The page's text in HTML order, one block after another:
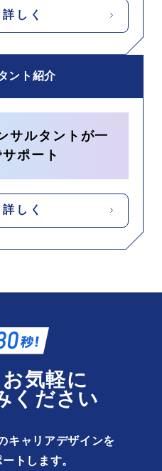
しく
ント紹介
サルタントが一
ポート
しく
気軽に
ください
キャリアデザインを
トします。